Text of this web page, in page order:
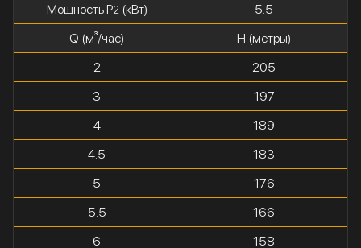
Мощность P2(кВт)
5.5
Q (м³/час)
H (метры)
2
205
3
197
4
189
4.5
183
5
176
5.5
166
6
158